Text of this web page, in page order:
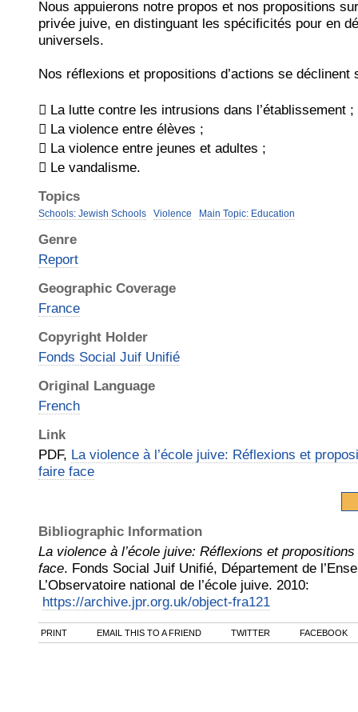
Nous appuierons notre propos et nos propositions
privée juive, en distinguant les spécificités pour en
universels.
Nos réflexions et propositions d’actions se déclinent
 La lutte contre les intrusions dans l’établissement ;
 La violence entre élèves ;
 La violence entre jeunes et adultes ;
 Le vandalisme.
Topics
Schools: Jewish Schools Violence Main Topic: Education
Genre
Report
Geographic Coverage
France
Copyright Holder
Fonds Social Juif Unifié
Original Language
French
Link
PDF, La violence à l’école juive: Réflexions et
faire face
Bibliographic Information
La violence à l’école juive: Réflexions et
face. Fonds Social Juif Unifié, Département de
L’Observatoire national de l’école juive. 2010:
https://archive.jpr.org.uk/object-fra121
PRINT EMAIL THIS TO A FRIEND TWITTER FACEBOOK